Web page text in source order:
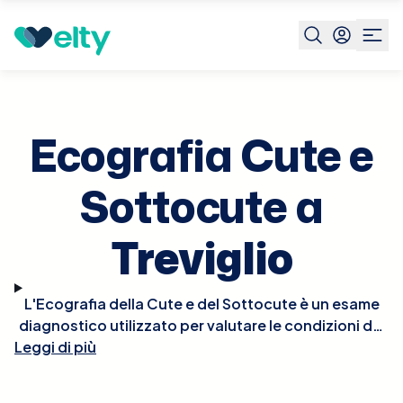
Prenota visita Ecografia Cute E Sottocute Treviglio
Ecografia Cute e
Sottocute a
Treviglio
L'Ecografia della Cute e del Sottocute è un esame
diagnostico utilizzato per valutare le condizioni dei
tessuti superficiali del corpo, come la pelle e il
Leggi di più